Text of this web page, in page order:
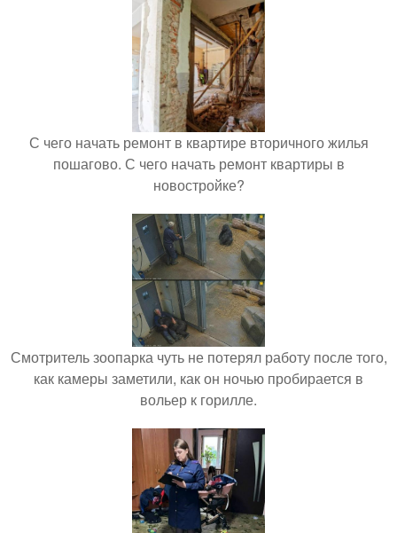
С чего начать ремонт в квартире вторичного жилья
пошагово. С чего начать ремонт квартиры в
новостройке?
Смотритель зоопарка чуть не потерял работу после того,
как камеры заметили, как он ночью пробирается в
вольер к горилле.